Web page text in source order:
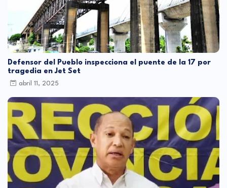
Defensor del Pueblo inspecciona el puente de la 17 por
tragedia en Jet Set
abril 11, 2025